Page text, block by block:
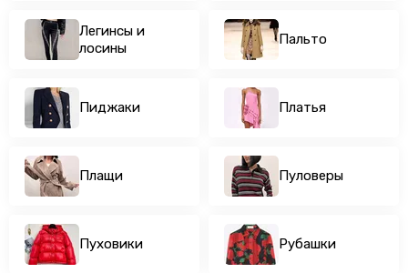
Юбки
Легинсы и
лосины
Пальто
Пиджаки Платья
Плащи Пуловеры
Пуховики Рубашки